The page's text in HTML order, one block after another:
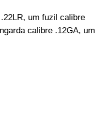
um fuzil calibre
calibre .12GA, um